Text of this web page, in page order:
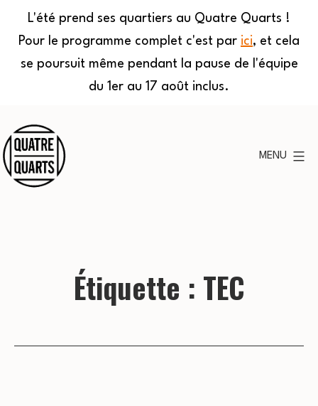
L'été prend ses quartiers au Quatre Quarts !
Pour le programme complet c'est par ici, et cela
se poursuit même pendant la pause de l'équipe
du 1er au 17 août inclus.
au
contenu
MENU
Étiquette : TEC